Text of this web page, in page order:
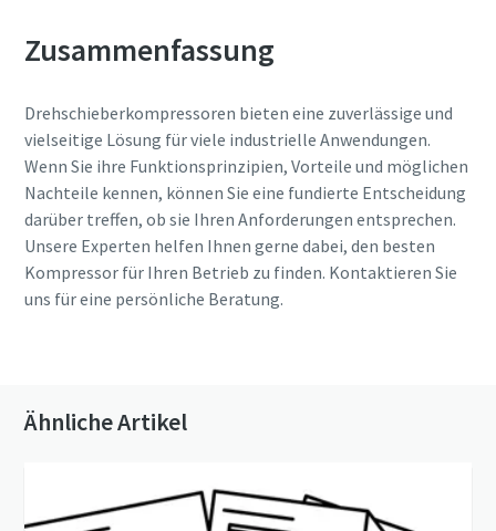
Zusammenfassung
Drehschieberkompressoren bieten eine zuverlässige und
vielseitige Lösung für viele industrielle Anwendungen.
Wenn Sie ihre Funktionsprinzipien, Vorteile und möglichen
Nachteile kennen, können Sie eine fundierte Entscheidung
darüber treffen, ob sie Ihren Anforderungen entsprechen.
Unsere Experten helfen Ihnen gerne dabei, den besten
Kompressor für Ihren Betrieb zu finden. Kontaktieren Sie
uns für eine persönliche Beratung.
Ähnliche Artikel